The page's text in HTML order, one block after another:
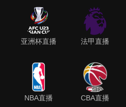
亚洲杯直播 法甲直播
NBA直播 CBA直播